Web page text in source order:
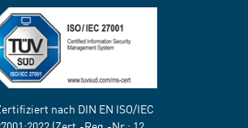
nach DIN EN ISO/IEC